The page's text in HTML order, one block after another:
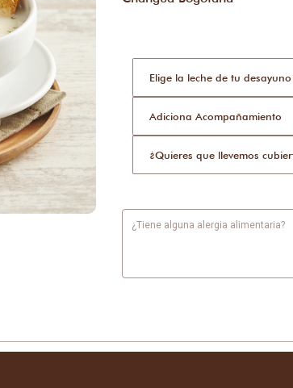
Elige la leche de tu desayuno
Adiciona Acompañamiento
¿Quieres que llevemos
¿Tiene alguna alergia alimentaria?